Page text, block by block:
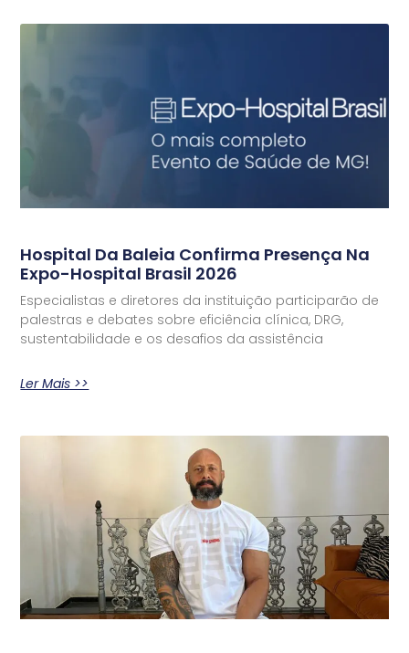
Hospital Da Baleia Confirma Presença Na
Expo-Hospital Brasil 2026
Especialistas e diretores da instituição participarão de
palestras e debates sobre eficiência clínica, DRG,
sustentabilidade e os desafios da assistência
Ler Mais >>